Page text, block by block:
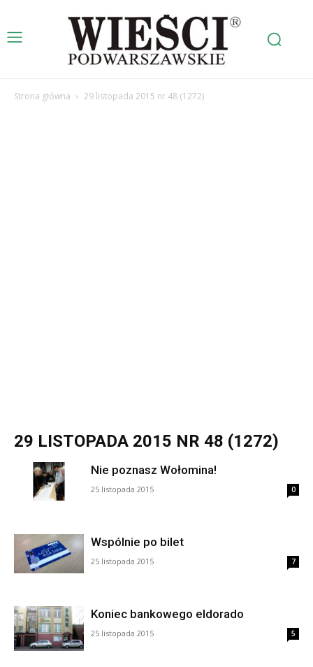
Strona główna 29 listopada 2015 nr 48 (1272)
29 LISTOPADA 2015 NR 48 (1272)
Nie poznasz Wołomina!
25 listopada 2015 0
Wspólnie po bilet
25 listopada 2015 7
Koniec bankowego eldorado
25 listopada 2015 5